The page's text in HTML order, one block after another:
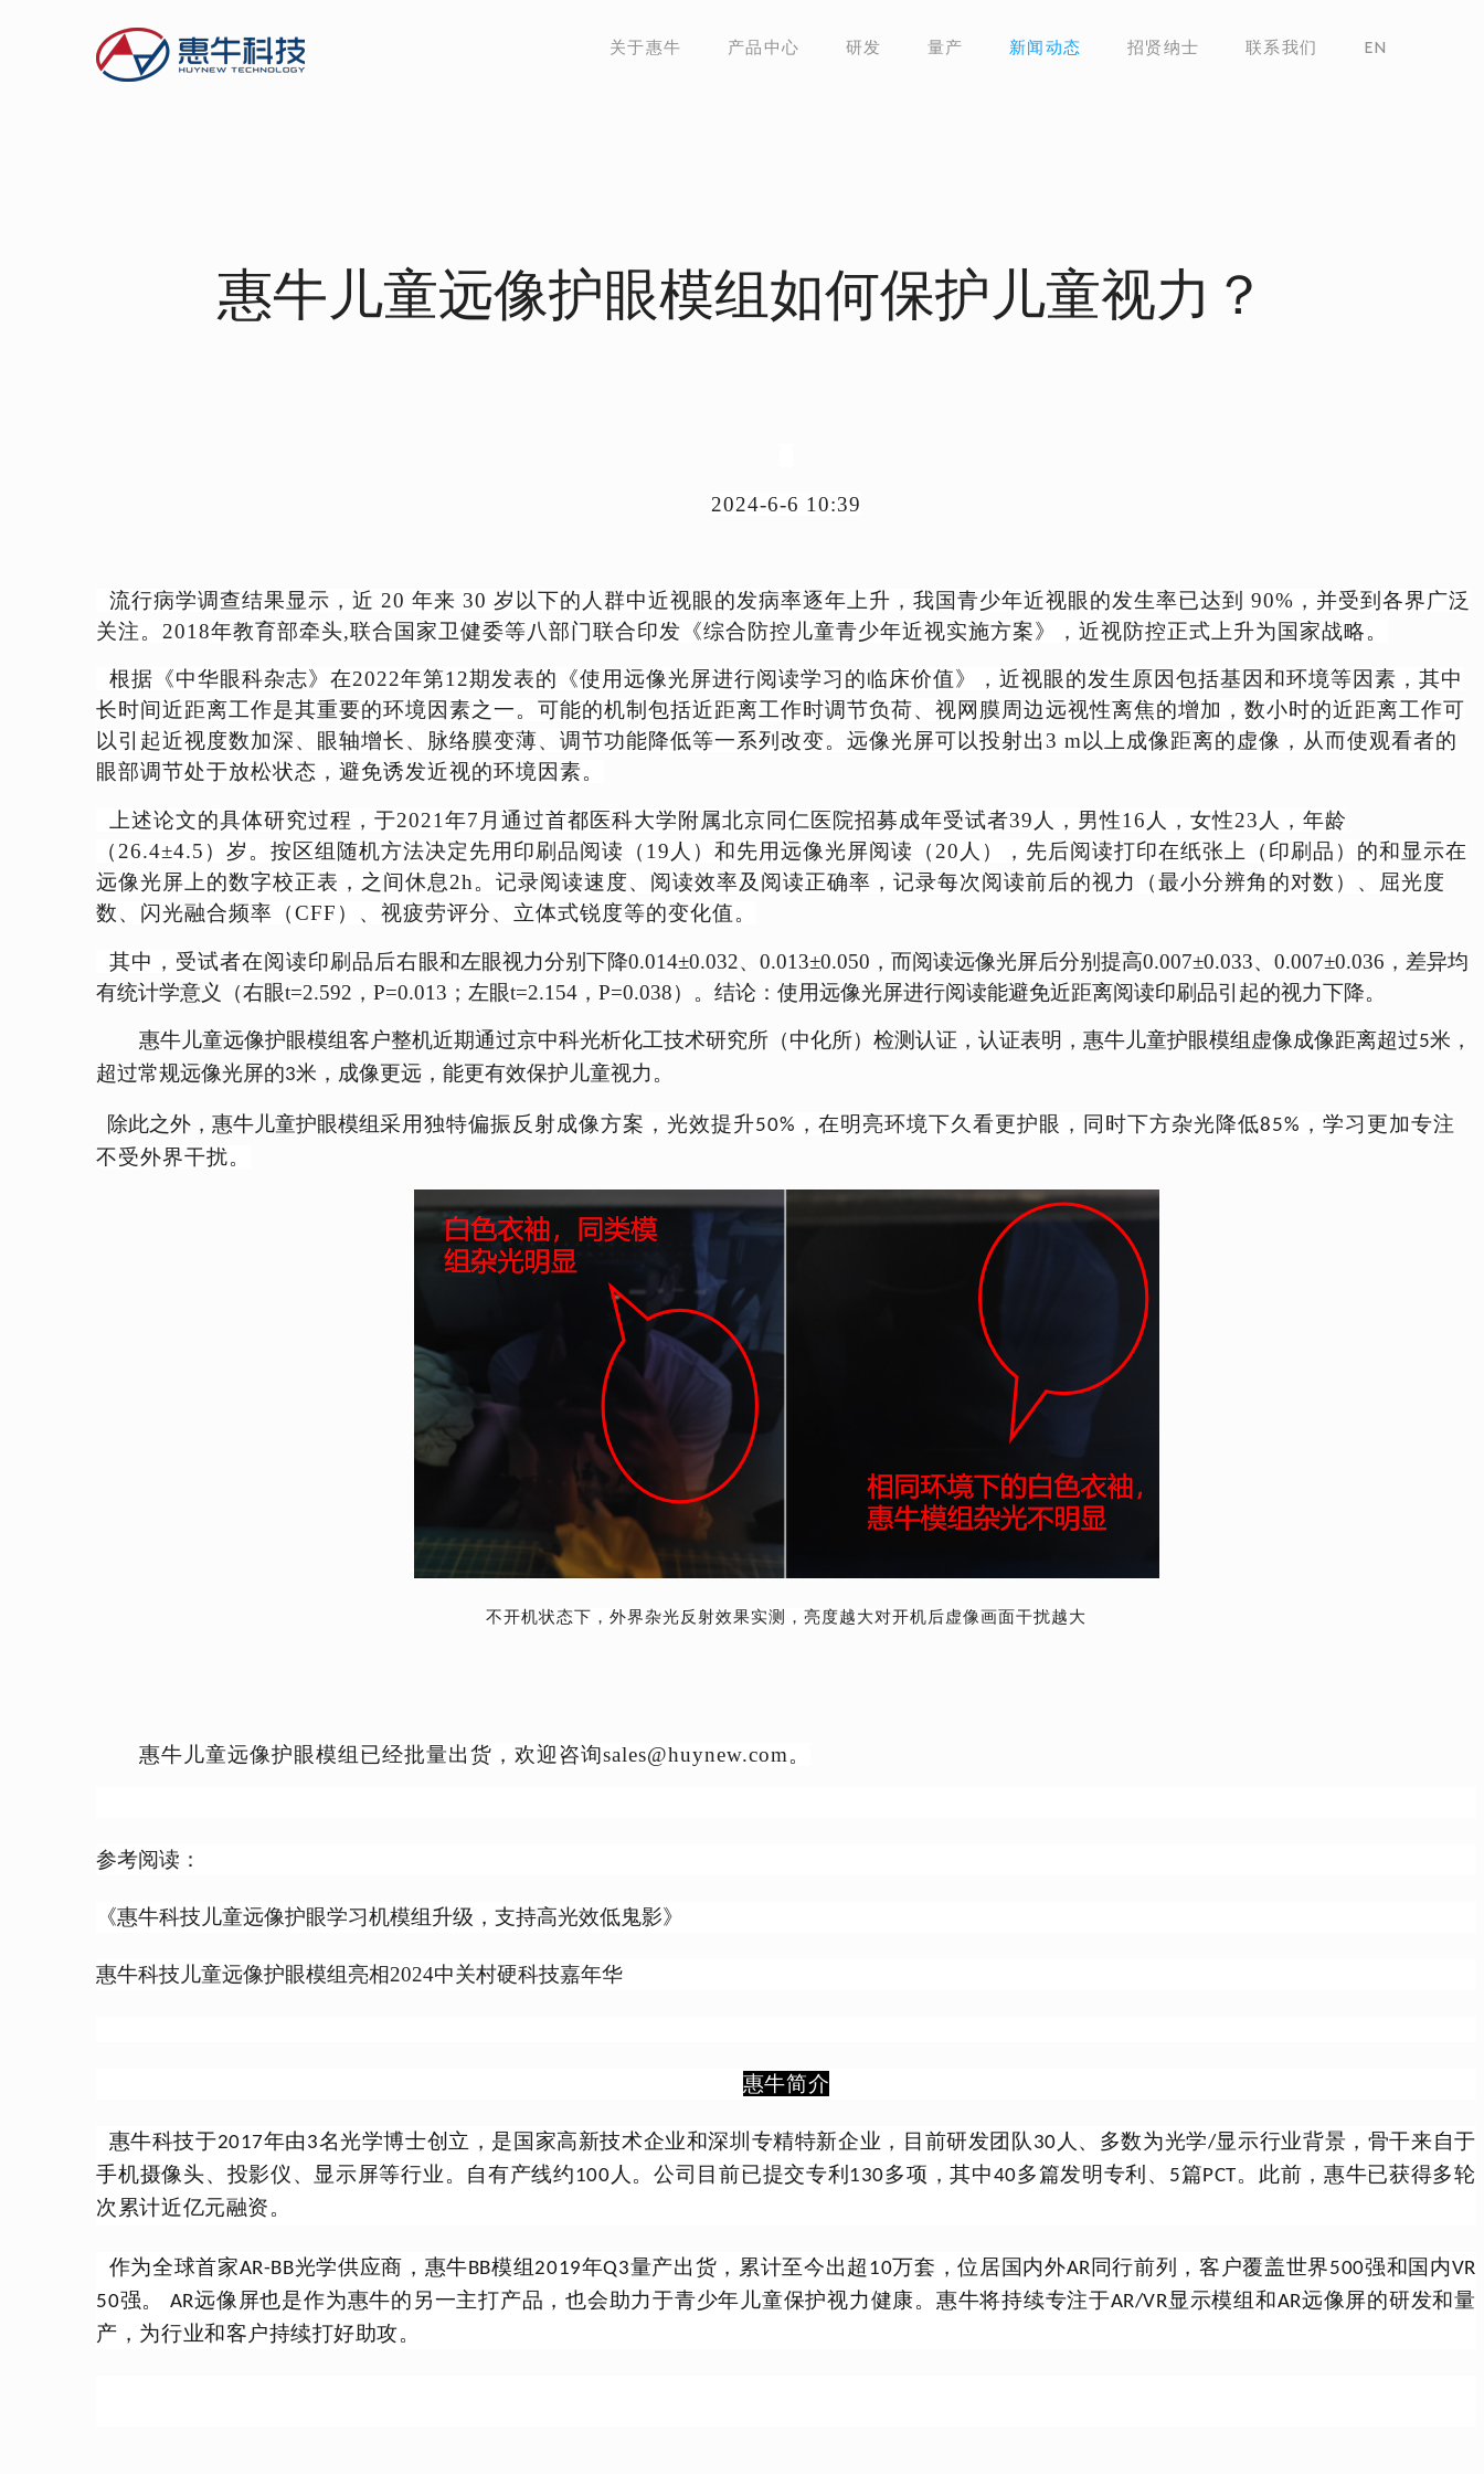
关于惠牛 产品中心 研发 量产 新闻动态 招贤纳士 联系我们 EN
惠牛儿童远像护眼模组如何保护儿童视力？
2024-6-6 10:39
流行病学调查结果显示，近 20 年来 30 岁以下的人群中近视眼的发病率逐年上升，我国青少年近视眼的发生率已达到 90%，并受到各界广泛
关注。2018年教育部牵头,联合国家卫健委等八部门联合印发《综合防控儿童青少年近视实施方案》，近视防控正式上升为国家战略。
根据 《中华眼科杂志》在2022年第12期发表的《使用远像光屏进行阅读学习的临床价值》，近视眼的发生原因包括基因和环境等因素，其中
长时间近距离工作是其重要的环境因素之一。可能的机制包括近距离工作时调节负荷、视网膜周边远视性离焦的增加，数小时的近距离工作可
以引起近视度数加深、眼轴增长、脉络膜变薄、调节功能降低等一系列改变。远像光屏可以投射出3 m以上成像距离的虚像，从而使观看者的
眼部调节处于放松状态，避免诱发近视的环境因素。
上述论文的具体研究过程，于2021年7月通过首都医科大学附属北京同仁医院招募成年受试者39人，男性16人，女性23人，年龄
（26.4±4.5）岁。按区组随机方法决定先用印刷品阅读（19人）和先用远像光屏阅读（20人），先后阅读打印在纸张上（印刷品）的和显示在
远像光屏上的数字校正表，之间休息2h。记录阅读速度、阅读效率及阅读正确率，记录每次阅读前后的视力（最小分辨角的对数）、屈光度
数、闪光融合频率（CFF）、视疲劳评分、立体式锐度等的变化值。
其中，受试者在阅读印刷品后右眼和左眼视力分别下降0.014±0.032、0.013±0.050，而阅读远像光屏后分别提高0.007±0.033、0.007±0.036，差异均
有统计学意义（右眼t=2.592，P=0.013；左眼t=2.154，P=0.038）。结论：使用远像光屏进行阅读能避免近距离阅读印刷品引起的视力下降。
惠牛儿童远像护眼模组客户整机近期通过京中科光析化工技术研究所（中化所）检测认证，认证表明，惠牛儿童护眼模组虚像成像距离超过5米，
超过常规远像光屏的3米，成像更远，能更有效保护儿童视力。
除此之外，惠牛儿童护眼模组采用独特偏振反射成像方案，光效提升50% ，在明亮环境下久看更护眼 ， 同时下方杂光降低85% ，学习更加专注
不受外界干扰。
不开机状态下，外界杂光反射效果实测，亮度越大对开机后虚像画面干扰越大
惠牛儿童远像护眼模组已经批量出货，欢迎咨询sales@huynew.com。
参考阅读：
《惠牛科技儿童远像护眼学习机模组升级，支持高光效低鬼影》
惠牛科技儿童远像护眼模组亮相2024中关村硬科技嘉年华
惠牛简介
惠牛科技于2017年由 3名光学博士创立，是国家高新技术企业和深圳专精特新企业，目前研发团队 30 人、多数为光学/显示行业背景，骨干来自于
手机摄像头、投影仪、显示屏等行业。自有产线约100 人。公司目前已提交专利 130多项，其中40多篇发明专利、 5篇PCT。此前，惠牛已获得多轮
次累计近亿元融资。
作为全球首家AR-BB光学供应商，惠牛BB模组2019年Q3量产出货，累计至今出超 10万套，位居国内外AR 同行前列，客户覆盖世界500强和国内VR
50强。 AR远像屏也是作为惠牛的另一主打产品，也会助力于青少年儿童保护视力健康。 惠牛将持续专注于AR/VR显示模组和AR远像屏的研发和量
产，为行业和客户持续打好助攻。